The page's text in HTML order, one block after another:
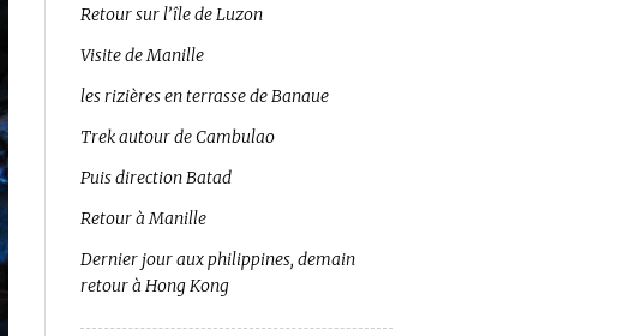
Retour sur l’île de Luzon
Visite de Manille
les rizières en terrasse de Banaue
Trek autour de Cambulao
Puis direction Batad
Retour à Manille
Dernier jour aux philippines, demain
retour à Hong Kong